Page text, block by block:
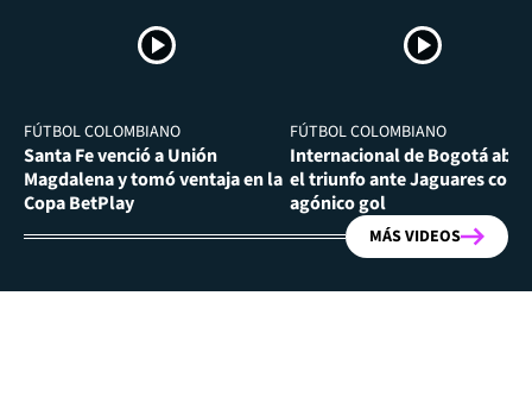
FÚTBOL COLOMBIANO
Santa Fe venció a Unión
Magdalena y tomó ventaja en la
Copa BetPlay
FÚTBOL COLOMBIANO
Internacional de Bogotá
el triunfo ante Jaguares con
agónico gol
MÁS VIDEOS